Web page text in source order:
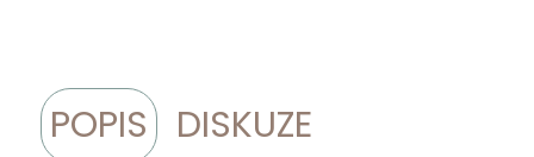
POPIS DISKUZE